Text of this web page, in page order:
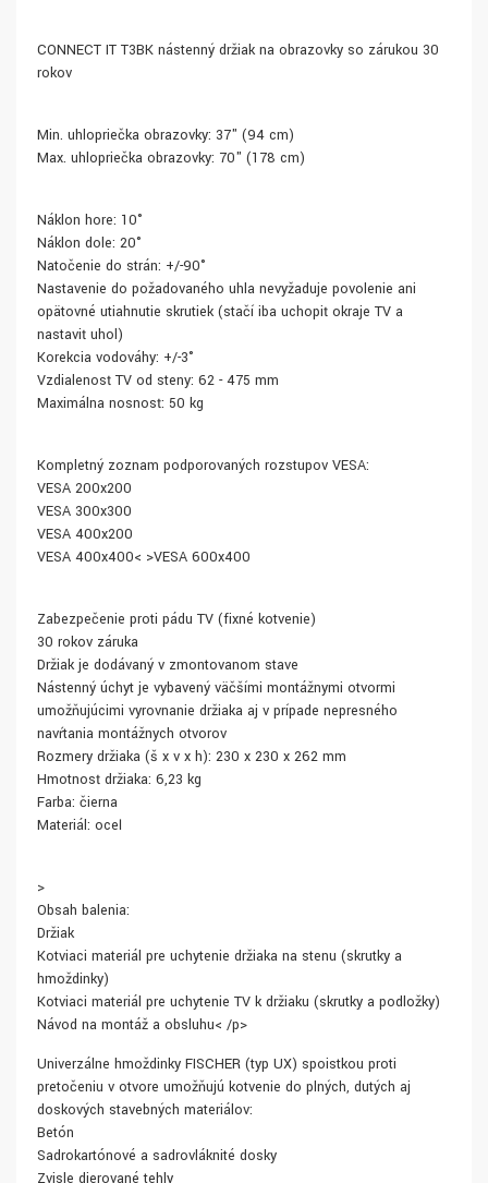
CONNECT IT T3BK nástenný držiak na obrazovky so zárukou 30
rokov
Min. uhlopriečka obrazovky: 37" (94 cm)
Max. uhlopriečka obrazovky: 70" (178 cm)
Náklon hore: 10°
Náklon dole: 20°
Natočenie do strán: +/-90°
Nastavenie do požadovaného uhla nevyžaduje povolenie ani
opätovné utiahnutie skrutiek (stačí iba uchopiť okraje TV a
nastaviť uhol)
Korekcia vodováhy: +/-3°
Vzdialenosť TV od steny: 62 - 475 mm
Maximálna nosnosť: 50 kg
Kompletný zoznam podporovaných rozstupov VESA:
VESA 200x200
VESA 300x300
VESA 400x200
VESA 400x400< >VESA 600x400
Zabezpečenie proti pádu TV (fixné kotvenie)
30 rokov záruka
Držiak je dodávaný v zmontovanom stave
Nástenný úchyt je vybavený väčšími montážnymi otvormi
umožňujúcimi vyrovnanie držiaka aj v prípade nepresného
navŕtania montážnych otvorov
Rozmery držiaka (š x v x h): 230 x 230 x 262 mm
Hmotnosť držiaka: 6,23 kg
Farba: čierna
Materiál: oceľ
>
Obsah balenia:
Držiak
Kotviaci materiál pre uchytenie držiaka na stenu (skrutky a
hmoždinky)
Kotviaci materiál pre uchytenie TV k držiaku (skrutky a podložky)
Návod na montáž a obsluhu< /p>
Univerzálne hmoždinky FISCHER (typ UX) spoistkou proti
pretočeniu v otvore umožňujú kotvenie do plných, dutých aj
doskových stavebných materiálov:
Betón
Sadrokartónové a sadrovláknité dosky